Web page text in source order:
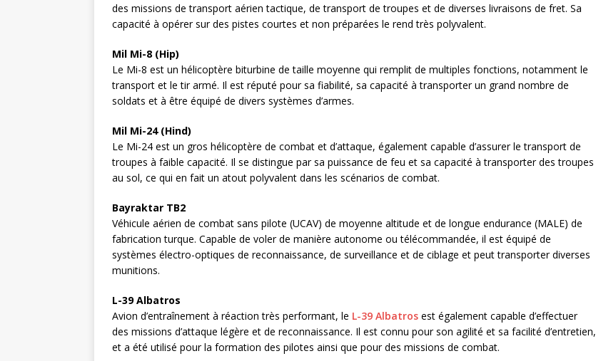
des missions de transport aérien tactique, de transport de troupes et de diverses livraisons de fret. Sa
capacité à opérer sur des pistes courtes et non préparées le rend très polyvalent.
Mil Mi-8 (Hip)
Le Mi-8 est un hélicoptère biturbine de taille moyenne qui remplit de multiples fonctions, notamment le
transport et le tir armé. Il est réputé pour sa fiabilité, sa capacité à transporter un grand nombre de
soldats et à être équipé de divers systèmes d’armes.
Mil Mi-24 (Hind)
Le Mi-24 est un gros hélicoptère de combat et d’attaque, également capable d’assurer le transport de
troupes à faible capacité. Il se distingue par sa puissance de feu et sa capacité à transporter des troupes
au sol, ce qui en fait un atout polyvalent dans les scénarios de combat.
Bayraktar TB2
Véhicule aérien de combat sans pilote (UCAV) de moyenne altitude et de longue endurance (MALE) de
fabrication turque. Capable de voler de manière autonome ou télécommandée, il est équipé de
systèmes électro-optiques de reconnaissance, de surveillance et de ciblage et peut transporter diverses
munitions.
L-39 Albatros
Avion d’entraînement à réaction très performant, le L-39 Albatros est également capable d’effectuer
des missions d’attaque légère et de reconnaissance. Il est connu pour son agilité et sa facilité d’entretien,
et a été utilisé pour la formation des pilotes ainsi que pour des missions de combat.